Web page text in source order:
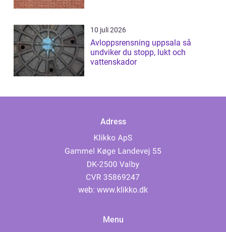
10 juli 2026
Avloppsrensning uppsala så
undviker du stopp, lukt och
vattenskador
Adress
web: www.klikko.dk
Menu